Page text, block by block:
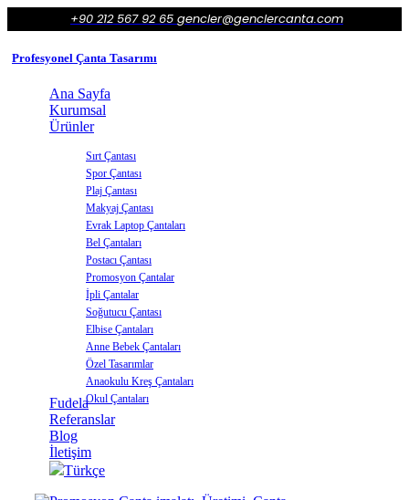
+90 212 567 92 65 gencler@genclercanta.com
Profesyonel Çanta Tasarımı
Ana Sayfa
Kurumsal
Ürünler
Sırt Çantası
Spor Çantası
Plaj Çantası
Makyaj Çantası
Evrak Laptop Çantaları
Bel Çantaları
Postacı Çantası
Promosyon Çantalar
İpli Çantalar
Soğutucu Çantası
Elbise Çantaları
Anne Bebek Çantaları
Özel Tasarımlar
Anaokulu Kreş Çantaları
Okul Çantaları
Fudela
Referanslar
Blog
İletişim
Türkçe